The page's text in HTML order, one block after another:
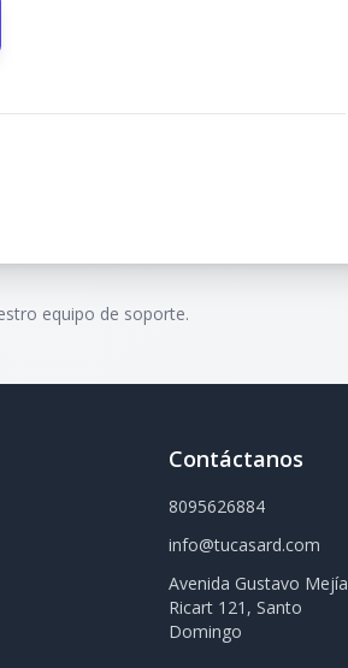
equipo de soporte.
Contáctanos
8095626884
info@tucasard.com
Avenida Gustavo Mejía
Ricart 121, Santo
Domingo